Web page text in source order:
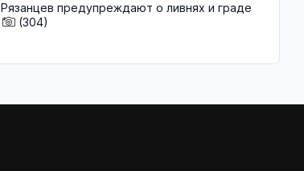
Рязанцев предупреждают о ливнях и граде
(304)